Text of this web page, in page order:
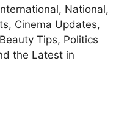
National,
Cinema Updates,
Tips, Politics
the Latest in